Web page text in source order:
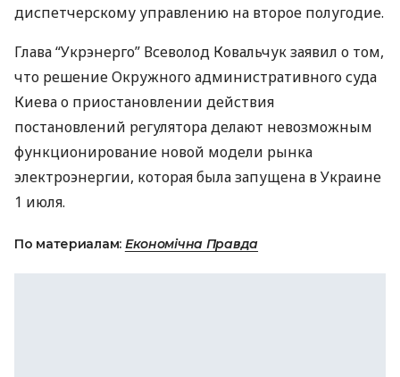
диспетчерскому управлению на второе полугодие.
Глава “Укрэнерго” Всеволод Ковальчук заявил о том,
что решение Окружного административного суда
Киева о приостановлении действия
постановлений регулятора делают невозможным
функционирование новой модели рынка
электроэнергии, которая была запущена в Украине
1 июля.
По материалам: Економічна Правда